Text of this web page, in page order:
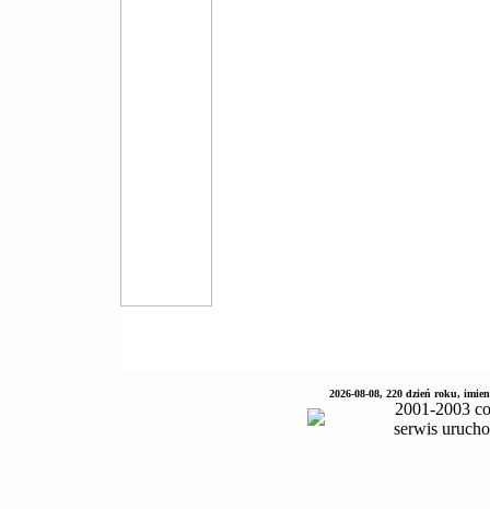
2026-08-08, 220 dzień roku,
2001-2003
serwis